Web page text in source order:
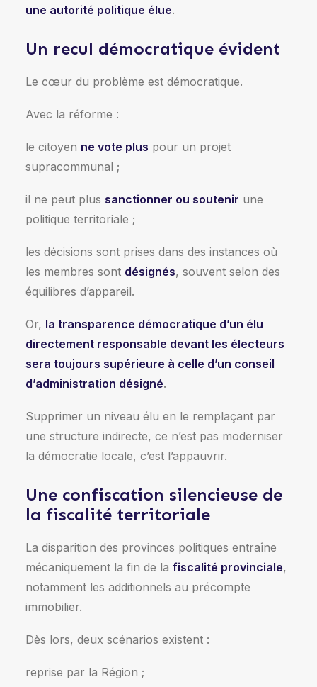
une autorité politique élue.
Un recul démocratique évident
Le cœur du problème est démocratique.
Avec la réforme :
le citoyen ne vote plus pour un projet
supracommunal ;
il ne peut plus sanctionner ou soutenir une
politique territoriale ;
les décisions sont prises dans des instances où
les membres sont désignés, souvent selon des
équilibres d’appareil.
Or, la transparence démocratique d’un élu
directement responsable devant les électeurs
sera toujours supérieure à celle d’un conseil
d’administration désigné.
Supprimer un niveau élu en le remplaçant par
une structure indirecte, ce n’est pas moderniser
la démocratie locale, c’est l’appauvrir.
Une confiscation silencieuse de
la fiscalité territoriale
La disparition des provinces politiques entraîne
mécaniquement la fin de la fiscalité provinciale,
notamment les additionnels au précompte
immobilier.
Dès lors, deux scénarios existent :
reprise par la Région ;